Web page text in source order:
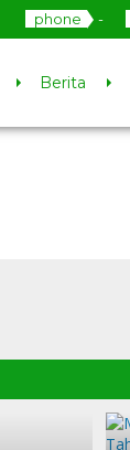
phone -
Berita